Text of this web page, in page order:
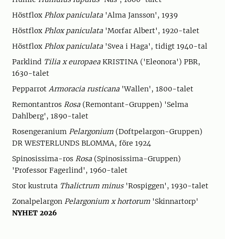
Höstflox Phlox paniculata 'Alma Jansson', 1939
Höstflox Phlox paniculata 'Morfar Albert', 1920-talet
Höstflox Phlox paniculata 'Svea i Haga', tidigt 1940-tal
Parklind Tilia x europaea KRISTINA ('Eleonora') PBR,
1630-talet
Pepparrot Armoracia rusticana 'Wallen', 1800-talet
Remontantros Rosa (Remontant-Gruppen) 'Selma
Dahlberg', 1890-talet
Rosengeranium Pelargonium (Doftpelargon-Gruppen)
DR WESTERLUNDS BLOMMA, före 1924
Spinosissima-ros Rosa (Spinosissima-Gruppen)
'Professor Fagerlind', 1960-talet
Stor kustruta Thalictrum minus'Rospiggen', 1930-talet
Zonalpelargon Pelargonium x hortorum 'Skinnartorp'
NYHET 2026